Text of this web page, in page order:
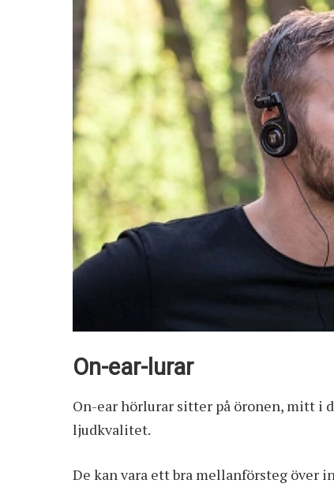
On-ear-lurar
On-ear hörlurar sitter på öronen, mitt i
ljudkvalitet.
De kan vara ett bra mellanförsteg över